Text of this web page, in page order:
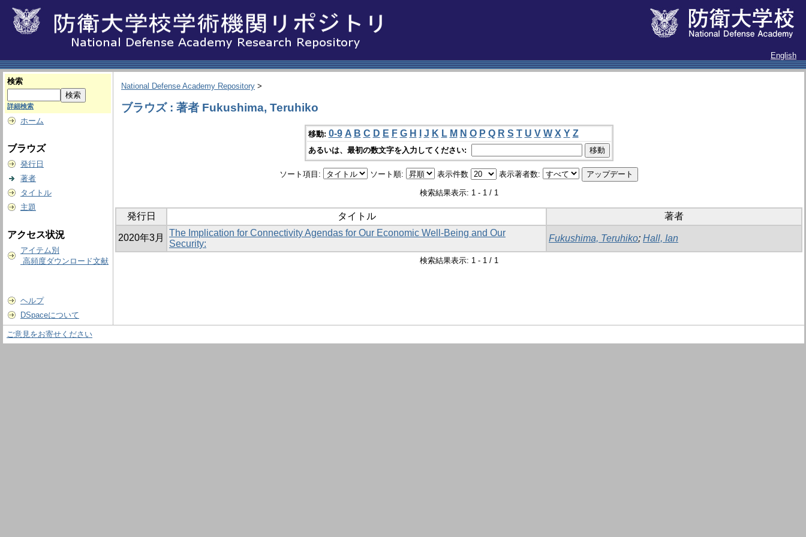
English
検索
詳細検索
ホーム
ブラウズ
発行日
著者
タイトル
主題
アクセス状況
アイテム別
高頻度ダウンロード文献
ヘルプ
DSpaceについて
National Defense Academy Repository >
ブラウズ : 著者 Fukushima, Teruhiko
移動: 0-9 A B C D E F G H J K L M N O P Q R S T U V W X Y Z
あるいは、最初の数文字を入力してください:
ソート項目: ソート順: 表示件数 表示著者数:
検索結果表示: 1 - 1 / 1
発行日 タイトル 著者
2020年3月
The Implication for Connectivity Agendas for Our Economic Well-Being and Our
Security:
Fukushima, Teruhiko; Hall, Ian
検索結果表示: 1 - 1 / 1
ご意見をお寄せください